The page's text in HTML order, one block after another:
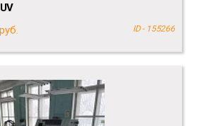
руб. ID - 155266